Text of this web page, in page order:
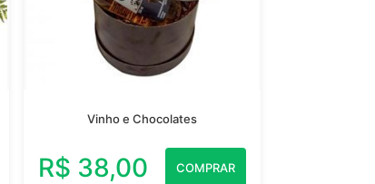
Vinho e Chocolates
R$ 38,00 COMPRAR